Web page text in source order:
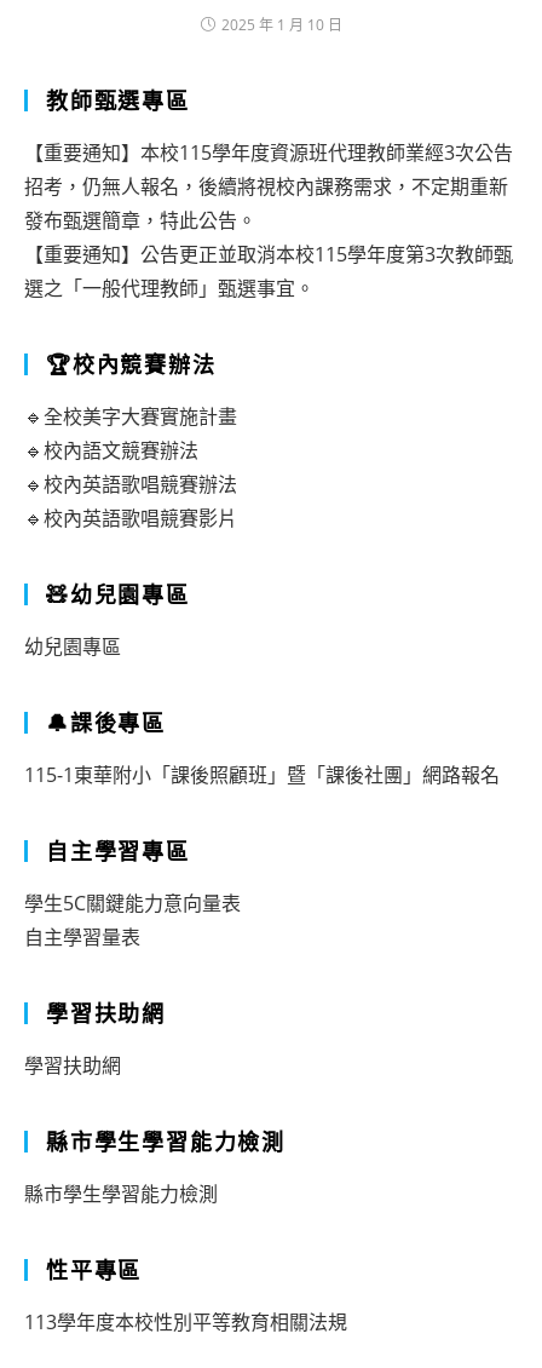
2025 年 1 月 10 日
教師甄選專區
【重要通知】本校115學年度資源班代理教師業經3次公告
招考，仍無人報名，後續將視校內課務需求，不定期重新
發布甄選簡章，特此公告。
【重要通知】公告更正並取消本校115學年度第3次教師甄
選之「一般代理教師」甄選事宜。
🏆校內競賽辦法
🔹全校美字大賽實施計畫
🔹校內語文競賽辦法
🔹校內英語歌唱競賽辦法
🔹校內英語歌唱競賽影片
🧸幼兒園專區
幼兒園專區
🔔課後專區
115-1東華附小「課後照顧班」暨「課後社團」網路報名
自主學習專區
學生5C關鍵能力意向量表
自主學習量表
學習扶助網
學習扶助網
縣市學生學習能力檢測
縣市學生學習能力檢測
性平專區
113學年度本校性別平等教育相關法規